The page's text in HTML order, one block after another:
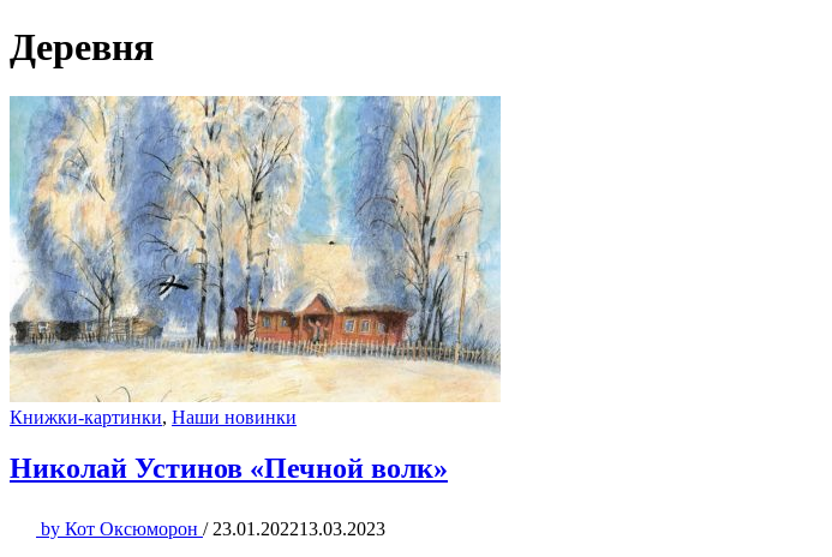
Деревня
Книжки-картинки, Наши новинки
Николай Устинов «Печной волк»
by Кот Оксюморон / 23.01.202213.03.2023